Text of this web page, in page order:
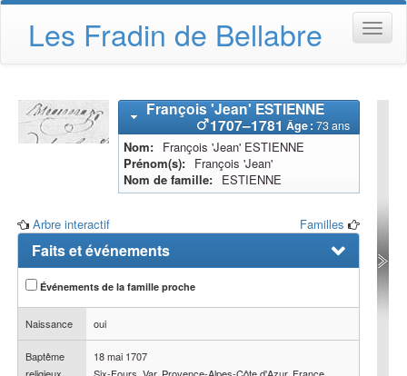
Les Fradin de Bellabre
François 'Jean'ESTIENNE
1707–1781 Âge : 73 ans
Nom François 'Jean' ESTIENNE
Prénom(s)
François 'Jean'
Nom de famille
ESTIENNE
Arbre interactif Familles
Faits et événements
Événements de la famille proche
Naissance oui
Baptême
18 mai 1707